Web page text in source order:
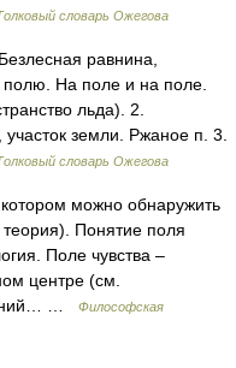
словарь Ожегова
равнина,
полю. На поле и на поле.
льда). 2.
земли. Ржаное п. 3.
словарь Ожегова
можно обнаружить
Понятие поля
Поле чувства –
центре (см.
…
Философская